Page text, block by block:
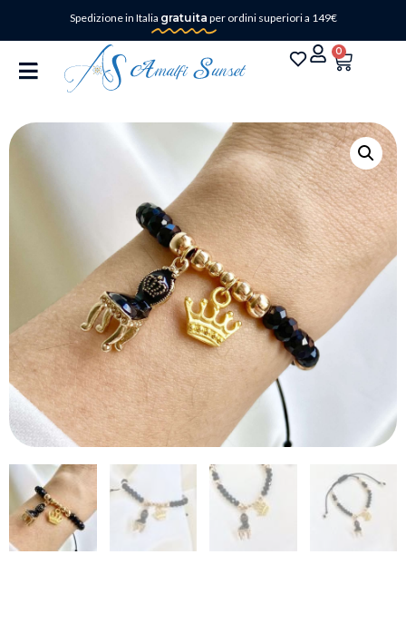
Spedizione in Italia gratuita per ordini superiori a 149€
0